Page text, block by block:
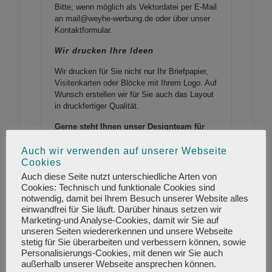
Bitte; wenn möglich als Vektordatei per E-Mail
an mail@weyhe-werbung.de oder über unser
Kontaktformular.
Wir drucken Ihre Ideen
Wir drucken für Sie nicht nur Ihr Briefpapier,
Visitenkarten oder Blöcke mit Ihrem Logo. Auf
Wunsch erstellen wir für Sie auch das Layout
in druckfertiger Qualität.
Gerne steht Ihnen unser Designteam für
zur Verfügung. Preise für die
Layouterstellung auf Anfrage.
Layouterstellung Angebot
anfordern
Hinterlassen Sie mit Ihrem Briefpapier von
Anfang an einen guten Eindruck. Briefbögen
in Ihren Firmenfarben wirken nicht nur äußerst
Auch wir verwenden auf unserer Webseite
Cookies
Auch diese Seite nutzt unterschiedliche Arten von
Cookies: Technisch und funktionale Cookies sind
notwendig, damit bei Ihrem Besuch unserer Website alles
einwandfrei für Sie läuft. Darüber hinaus setzen wir
Marketing-und Analyse-Cookies, damit wir Sie auf
unseren Seiten wiedererkennen und unsere Webseite
stetig für Sie überarbeiten und verbessern können, sowie
Personalisierungs-Cookies, mit denen wir Sie auch
außerhalb unserer Webseite ansprechen können.